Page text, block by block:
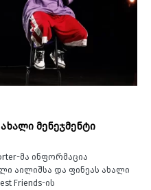
მენეჯმენტი
მა ინფორმაცია
აილიშსა და ფინეას ახალი
Friends-ის